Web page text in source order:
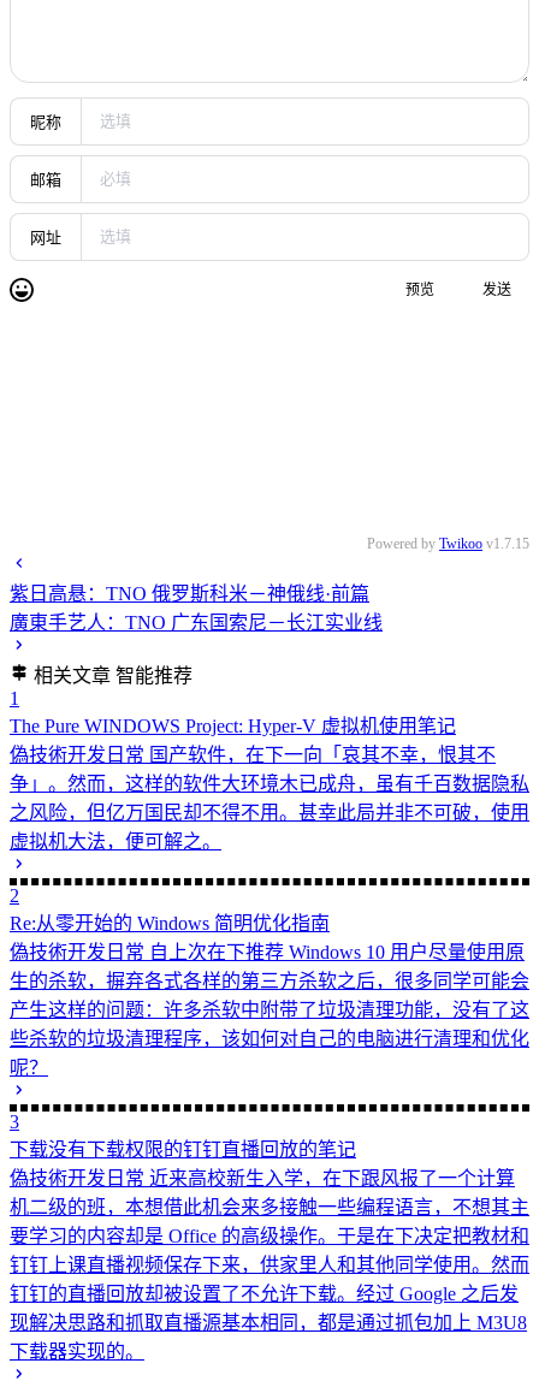
昵称
邮箱
网址
预览 发送
Powered by Twikoo v1.7.15
紫日高悬：TNO 俄罗斯科米－神俄线·前篇
廣東手艺人：TNO 广东国索尼－长江实业线
相关文章 智能推荐
1
The Pure WINDOWS Project: Hyper-V 虚拟机使用笔记
偽技術开发日常 国产软件，在下一向「哀其不幸，恨其不
争」。然而，这样的软件大环境木已成舟，虽有千百数据隐私
之风险，但亿万国民却不得不用。甚幸此局并非不可破，使用
虚拟机大法，便可解之。
2
Re:从零开始的 Windows 简明优化指南
偽技術开发日常 自上次在下推荐 Windows 10 用户尽量使用原
生的杀软，摒弃各式各样的第三方杀软之后，很多同学可能会
产生这样的问题：许多杀软中附带了垃圾清理功能，没有了这
些杀软的垃圾清理程序，该如何对自己的电脑进行清理和优化
呢？
3
下载没有下载权限的钉钉直播回放的笔记
偽技術开发日常 近来高校新生入学，在下跟风报了一个计算
机二级的班，本想借此机会来多接触一些编程语言，不想其主
要学习的内容却是 Office 的高级操作。于是在下决定把教材和
钉钉上课直播视频保存下来，供家里人和其他同学使用。然而
钉钉的直播回放却被设置了不允许下载。经过 Google 之后发
现解决思路和抓取直播源基本相同，都是通过抓包加上 M3U8
下载器实现的。